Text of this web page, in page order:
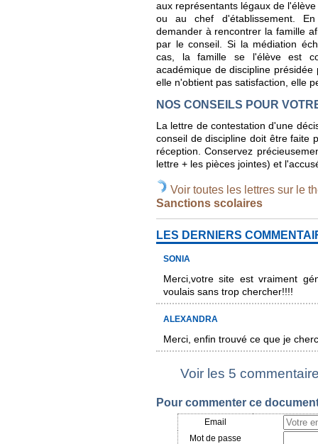
aux représentants légaux de
ou au chef d'établissement.
demander à rencontrer la famille
par le conseil. Si la médiation
cas, la famille se l'élève est
académique de discipline
elle n'obtient pas satisfaction, elle
NOS CONSEILS POUR
La lettre de contestation d'une
conseil de discipline doit être faite
réception. Conservez
lettre + les pièces jointes) et
Voir toutes les lettres sur le
Sanctions scolaires
LES DERNIERS
SONIA
Merci,votre site est vraiment
voulais sans trop chercher!!!!
ALEXANDRA
Merci, enfin trouvé ce que je
Voir les 5
Pour commenter ce
Email
Mot de passe